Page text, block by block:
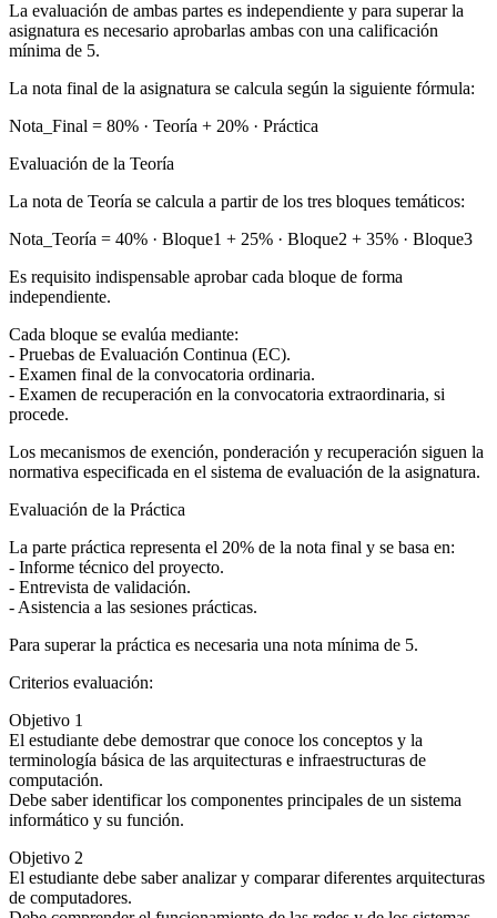
La evaluación de ambas partes es independiente y para superar la
asignatura es necesario aprobarlas ambas con una calificación
mínima de 5.
La nota final de la asignatura se calcula según la siguiente fórmula:
Nota_Final = 80% · Teoría + 20% · Práctica
Evaluación de la Teoría
La nota de Teoría se calcula a partir de los tres bloques temáticos:
Nota_Teoría = 40% · Bloque1 + 25% · Bloque2 + 35% · Bloque3
Es requisito indispensable aprobar cada bloque de forma
independiente.
Cada bloque se evalúa mediante:
- Pruebas de Evaluación Continua (EC).
- Examen final de la convocatoria ordinaria.
- Examen de recuperación en la convocatoria extraordinaria, si
procede.
Los mecanismos de exención, ponderación y recuperación siguen la
normativa especificada en el sistema de evaluación de la asignatura.
Evaluación de la Práctica
La parte práctica representa el 20% de la nota final y se basa en:
- Informe técnico del proyecto.
- Entrevista de validación.
- Asistencia a las sesiones prácticas.
Para superar la práctica es necesaria una nota mínima de 5.
Criterios evaluación:
Objetivo 1
El estudiante debe demostrar que conoce los conceptos y la
terminología básica de las arquitecturas e infraestructuras de
computación.
Debe saber identificar los componentes principales de un sistema
informático y su función.
Objetivo 2
El estudiante debe saber analizar y comparar diferentes arquitecturas
de computadores.